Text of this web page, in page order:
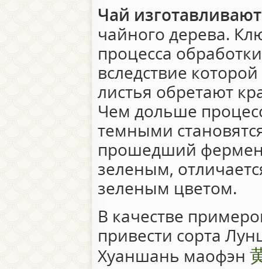
Чай изготавливают
чайного дерева.
процесса
вследствие
листья обретают
Чем дольше
темными
прошедший
зеленым,
зеленым цветом.
В качестве
привести сорта
Хуаншань маофэн